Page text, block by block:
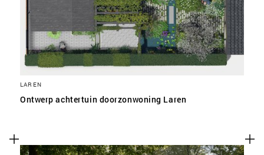
LAREN
Ontwerp achtertuin doorzonwoning Laren